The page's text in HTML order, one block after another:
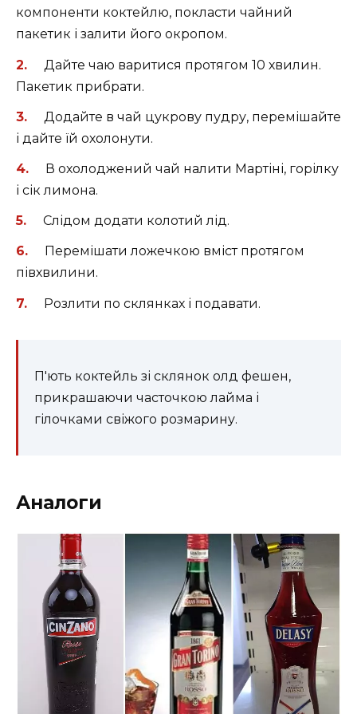
компоненти коктейлю, покласти чайний
пакетик і залити його окропом.
Дайте чаю варитися протягом 10 хвилин.
Пакетик прибрати.
Додайте в чай цукрову пудру, перемішайте
і дайте їй охолонути.
В охолоджений чай налити Мартіні, горілку
і сік лимона.
Слідом додати колотий лід.
Перемішати ложечкою вміст протягом
півхвилини.
Розлити по склянках і подавати.
П'ють коктейль зі склянок олд фешен,
прикрашаючи часточкою лайма і
гілочками свіжого розмарину.
Аналоги